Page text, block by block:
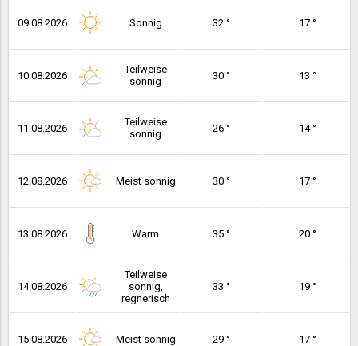
09.08.2026 Sonnig 32 ° 17 °
10.08.2026
Teilweise
sonnig
30 ° 13 °
11.08.2026
Teilweise
sonnig
26 ° 14 °
12.08.2026 Meist sonnig 30 ° 17 °
13.08.2026 Warm 35 ° 20 °
14.08.2026
Teilweise
sonnig,
regnerisch
33 ° 19 °
15.08.2026 Meist sonnig 29 ° 17 °